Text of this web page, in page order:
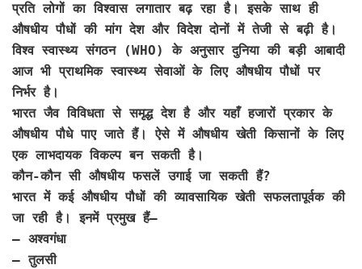
प्रति लोगों का विश्वास लगातार बढ़ रहा है। इसके साथ ही
औषधीय पौधों की मांग देश और विदेश दोनों में तेजी से बढ़ी है।
विश्व स्वास्थ्य संगठन (WHO) के अनुसार दुनिया की बड़ी आबादी
आज भी प्राथमिक स्वास्थ्य सेवाओं के लिए औषधीय पौधों पर
निर्भर है।
भारत जैव विविधता से समृद्ध देश है और यहाँ हजारों प्रकार के
औषधीय पौधे पाए जाते हैं। ऐसे में औषधीय खेती किसानों के लिए
एक लाभदायक विकल्प बन सकती है।
कौन-कौन सी औषधीय फसलें उगाई जा सकती हैं?
भारत में कई औषधीय पौधों की व्यावसायिक खेती सफलतापूर्वक की
जा रही है। इनमें प्रमुख हैं—
– अश्वगंधा
– तुलसी